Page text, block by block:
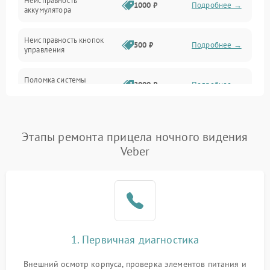
аккумулятора
1000 ₽ Подробнее →
Неисправность кнопок
управления
500 ₽ Подробнее →
Поломка системы
2000 ₽ Подробнее →
Повреждение системы
Этапы ремонта прицела ночного видения
Veber
1. Первичная диагностика
Внешний осмотр корпуса, проверка элементов питания и